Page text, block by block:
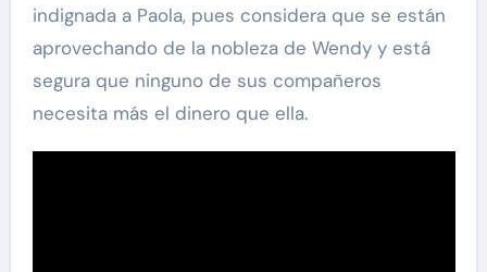
indignada a Paola, pues considera que se están
aprovechando de la nobleza de Wendy y está
segura que ninguno de sus compañeros
necesita más el dinero que ella.